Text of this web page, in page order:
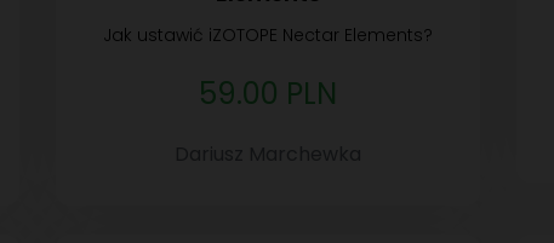
Jak ustawić iZOTOPE Nectar Elements?
59.00 PLN